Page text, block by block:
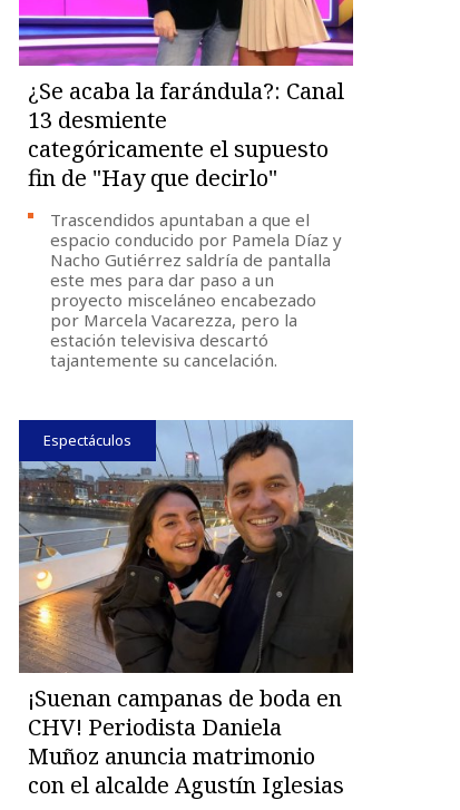
¿Se acaba la farándula?: Canal
13 desmiente
categóricamente el supuesto
fin de "Hay que decirlo"
Trascendidos apuntaban a que el
espacio conducido por Pamela Díaz y
Nacho Gutiérrez saldría de pantalla
este mes para dar paso a un
proyecto misceláneo encabezado
por Marcela Vacarezza, pero la
estación televisiva descartó
tajantemente su cancelación.
Espectáculos
¡Suenan campanas de boda en
CHV! Periodista Daniela
Muñoz anuncia matrimonio
con el alcalde Agustín Iglesias